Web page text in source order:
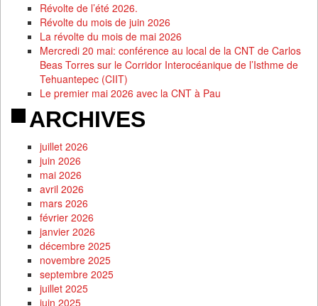
Révolte de l’été 2026.
Révolte du mois de juin 2026
La révolte du mois de mai 2026
Mercredi 20 mai: conférence au local de la CNT de Carlos
Beas Torres sur le Corridor Interocéanique de l’Isthme de
Tehuantepec (CIIT)
Le premier mai 2026 avec la CNT à Pau
ARCHIVES
juillet 2026
juin 2026
mai 2026
avril 2026
mars 2026
février 2026
janvier 2026
décembre 2025
novembre 2025
septembre 2025
juillet 2025
juin 2025